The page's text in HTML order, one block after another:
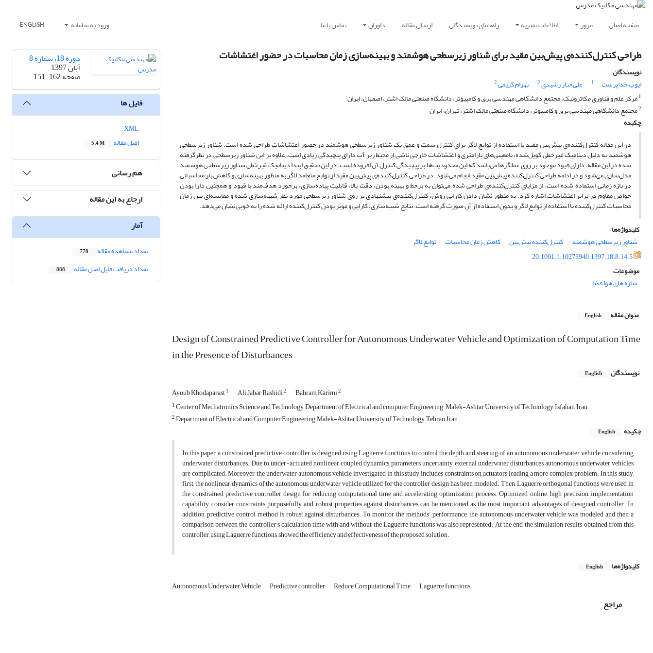
صفحه اصلی مرور اطلاعات نشریه راهنمای نویسندگان ارسال مقاله داوران تماس با ما ورود به سامانه ENGLISH
طراحی کنترل‌کننده‌ی پیش‌بین مقید برای شناور زیرسطحی هوشمند و بهینه‌سازی زمان محاسبات در حضور اغتشاشات
نویسندگان
ایوب خداپرست
1 علی‌جبار رشیدی2 بهرام کریمی2
1مرکز علم و فناوری مکاترونیک، مجتمع دانشگاهی مهندسی برق و کامپیوتر، دانشگاه صنعتی مالک اشتر، اصفهان، ایران
2مجتمع دانشگاهی مهندسی برق و کامپیوتر، دانشگاه صنعتی مالک اشتر، تهران، ایران
چکیده
در این مقاله کنترل‌کننده‌ی پیش‌بین مقید با استفاده از توابع لاگر برای کنترل سمت و عمق یک شناور زیرسطحی هوشمند در حضور اغتشاشات طراحی شده است. شناور زیرسطحی
هوشمند به دلیل دینامیک غیرخطی کوپل‌شده، نامعینی‌های پارامتری و اغتشاشات خارجی ناشی از محیط زیر آب دارای پیچیدگی زیادی است. علاوه بر این شناور زیرسطحی در نظرگرفته
شده در این مقاله، دارای قیود موجود بر روی عملگرها می‌باشد که این محدودیت‌ها بر پیچیدگی کنترل آن افزوده است. در این تحقیق ابتدا دینامیک غیرخطی شناور زیرسطحی هوشمند
مدل‌سازی می‌شود و در ادامه طراحی کنترل‌کننده پیش‌بین مقید انجام می‌شود. در طراحی کنترل‌کننده‌ی پیش‌بین مقید از توابع متعامد لاگر به منظور بهینه‌سازی و کاهش بار محاسباتی
در بازه زمانی استفاده شده است. از مزایای کنترل‌کننده‌ی طراحی شده می‌توان به برخط و بهینه بودن، دقت بالا، قابلیت پیاده‌سازی، برخورد هدف‌مند با قیود و همچنین دارا بودن
خواص مقاوم در برابر اغتشاشات اشاره کرد. به منظور نشان دادن کارایی روش، کنترل‌کننده‌ی پیشنهادی بر روی شناور زیرسطحی مورد نظر شبیه‌سازی شده و مقایسه‌ای بین زمان
محاسبات کنترل‌کننده با استفاده از توابع لاگر و بدون استفاده از آن صورت گرفته است. نتایج شبیه‌سازی، کارایی و موثر بودن کنترل‌کننده ارائه شده را به خوبی نشان می‌دهد.
کلیدواژه‌ها
شناور زیرسطحی هوشمند
کنترل‌کننده‌ پیش‌بین کاهش زمان محاسبات
توابع لاگر
20.1001.1.10275940.1397.18.8.14.5
موضوعات
سازه های هوا فضا
عنوان مقاله English
Design of Constrained Predictive Controller for Autonomous Underwater Vehicle and Optimization of Computation Time
in the Presence of Disturbances
نویسندگان English
Ayoub Khodaparast1 Ali Jabar Rashidi2 Bahram Karimi2
1Center of Mechatronics Science and Technology, Department of Electrical and computer Engineering , Malek-Ashtar University of Technology, Isfahan, Iran
2Department of Electrical and Computer Engineering, Malek-Ashtar University of Technology, Tehran, Iran
چکیده
English
In this paper, a constrained predictive controller is designed using Laguerre functions to control the depth and steering of an autonomous underwater vehicle considering
underwater disturbances. Due to under-actuated nonlinear coupled dynamics, parameters uncertainty, external underwater disturbances autonomous underwater vehicles
are complicated. Moreover, the underwater autonomous vehicle investigated in this study includes constraints on actuators leading a more complex problem. In this study,
first, the nonlinear dynamics of the autonomous underwater vehicle utilized for the controller design has been modeled. Then, Laguerre orthogonal functions were used in
the constrained predictive controller design for reducing computational time and accelerating optimization process. Optimized, online, high precision, implementation
capability, consider constraints purposefully and robust properties against disturbances can be mentioned as the most important advantages of designed controller. In
addition, predictive control method is robust against disturbances. To monitor the methods’ performance, the autonomous underwater vehicle was modeled and then a
comparison between the controller's calculation time with and without the Laguerre functions was also represented. At the end, the simulation results obtained from this
controller, using Laguerre functions, showed the efficiency and effectiveness of the proposed solution.
کلیدواژه‌ها English
Autonomous Underwater Vehicle Predictive controller Reduce Computational Time Laguerre functions
مراجع
دوره 18، شماره 8
آبان 1397
صفحه151-162
فایل ها
اصل مقاله
5.4 M
هم رسانی
ارجاع به این مقاله
آمار
تعداد مشاهده مقاله 778
تعداد دریافت فایل اصل مقاله 888